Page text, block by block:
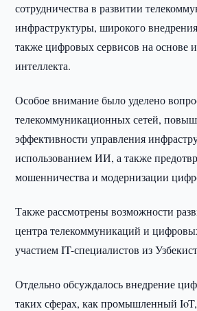
сотрудничества в развитии
инфраструктуры, широкого
также цифровых сервисов на основе
интеллекта.
Особое внимание было уделено
телекоммуникационных сетей,
эффективности управления
использованием ИИ, а также
мошенничества и модернизации
Также рассмотрены возможности
центра телекоммуникаций и
участием IT-специалистов из
Отдельно обсуждалось внедрение
таких сферах, как промышленный